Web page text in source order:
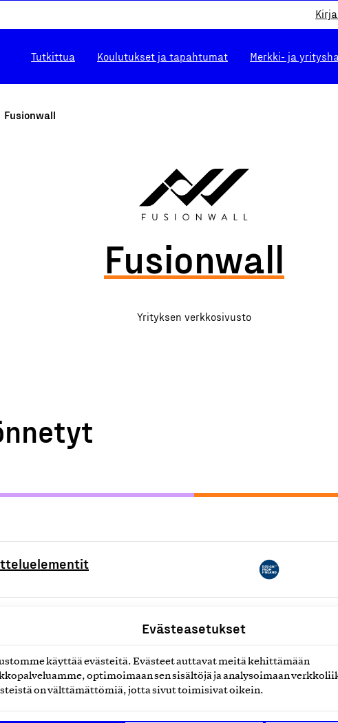
Evästeasetukset
käyttää evästeitä. Evästeet auttavat meitä kehittämään
optimoimaan sen sisältöjä ja analysoimaan
on välttämättömiä, jotta sivut toimisivat oikein.
Tutkittua Koulutukset ja tapahtumat Merkki- ja
Fusionwall
Fusionwall
Yrityksen verkkosivusto